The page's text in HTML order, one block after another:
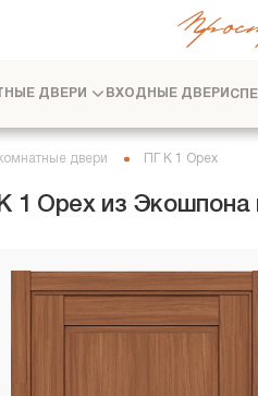
ДВЕРИ ВХОДНЫЕ ДВЕРИ
двери ПГ K 1 Орех
1 Орех из